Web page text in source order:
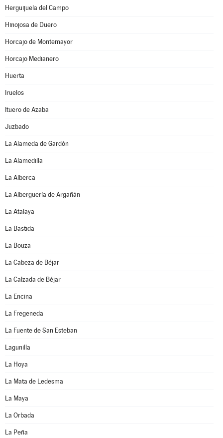
Herguijuela del Campo
Hinojosa de Duero
Horcajo de Montemayor
Horcajo Medianero
Huerta
Iruelos
Ituero de Azaba
Juzbado
La Alameda de Gardón
La Alamedilla
La Alberca
La Alberguería de Argañán
La Atalaya
La Bastida
La Bouza
La Cabeza de Béjar
La Calzada de Béjar
La Encina
La Fregeneda
La Fuente de San Esteban
Lagunilla
La Hoya
La Mata de Ledesma
La Maya
La Orbada
La Peña